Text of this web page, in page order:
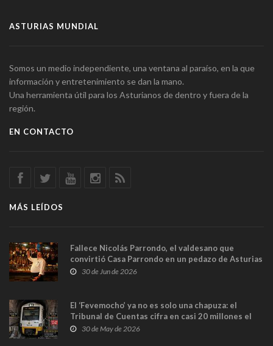
ASTURIAS MUNDIAL
Somos un medio independiente, una ventana al paraíso, en la que
información y entretenimiento se dan la mano.
Una herramienta útil para los Asturianos de dentro y fuera de la
región.
EN CONTACTO
MÁS LEÍDOS
Fallece Nicolás Parrondo, el valdesano que
convirtió Casa Parrondo en un pedazo de Asturias
en Madrid
30 de Jun de 2026
El ‘Fevemocho’ ya no es solo una chapuza: el
Tribunal de Cuentas cifra en casi 20 millones el
sobrecoste de los trenes que no cabían por los
30 de May de 2026